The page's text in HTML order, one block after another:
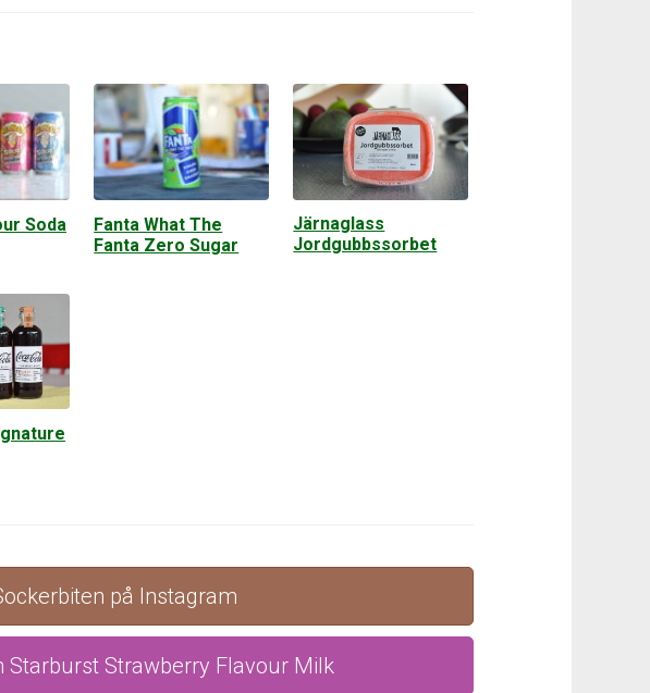
Soda
Fanta What The
Fanta Zero Sugar
Järnaglass
Jordgubbssorbet
på Instagram
Starburst Strawberry Flavour Milk